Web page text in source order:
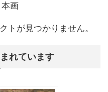
画
が見つかりません。
れています